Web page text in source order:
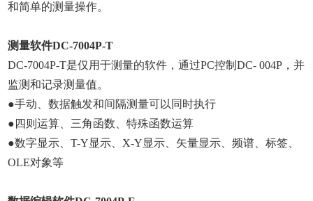
和简单的测量操作。
测量软件DC-7004P-T
DC-7004P-T是仅用于测量的软件，通过PC控制DC- 004P ，并
监测和记录测量值。
●手动、数据触发和间隔测量可以同时执行
●四则运算、三角函数、特殊函数运算
●数字显示、T-Y显示、X-Y显示、矢量显示、频谱、标签、
OLE对象等